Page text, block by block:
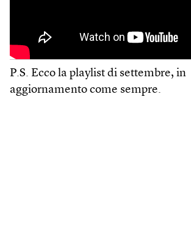
P.S. Ecco la playlist di settembre, in
aggiornamento come sempre.